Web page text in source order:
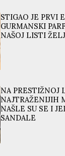
STIGAO JE PRVI
GURMANSKI
NAŠOJ LISTI
NA PRESTIŽNOJ
NAJTRAŽENIJIH
NAŠLE SU SE I
SANDALE